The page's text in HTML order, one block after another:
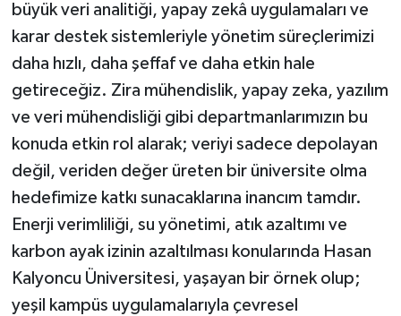
büyük veri analitiği, yapay zekâ uygulamaları ve
karar destek sistemleriyle yönetim süreçlerimizi
daha hızlı, daha şeffaf ve daha etkin hale
getireceğiz. Zira mühendislik, yapay zeka, yazılım
ve veri mühendisliği gibi departmanlarımızın bu
konuda etkin rol alarak; veriyi sadece depolayan
değil, veriden değer üreten bir üniversite olma
hedefimize katkı sunacaklarına inancım tamdır.
Enerji verimliliği, su yönetimi, atık azaltımı ve
karbon ayak izinin azaltılması konularında Hasan
Kalyoncu Üniversitesi, yaşayan bir örnek olup;
yeşil kampüs uygulamalarıyla çevresel